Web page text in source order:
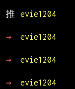
推
evie1204
→
evie1204
→
evie1204
→
evie1204